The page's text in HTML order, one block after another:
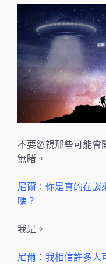
不要忽視那些可能會
無睹。
尼爾：你是真的在談
嗎？
我是。
尼爾：我相信許多人